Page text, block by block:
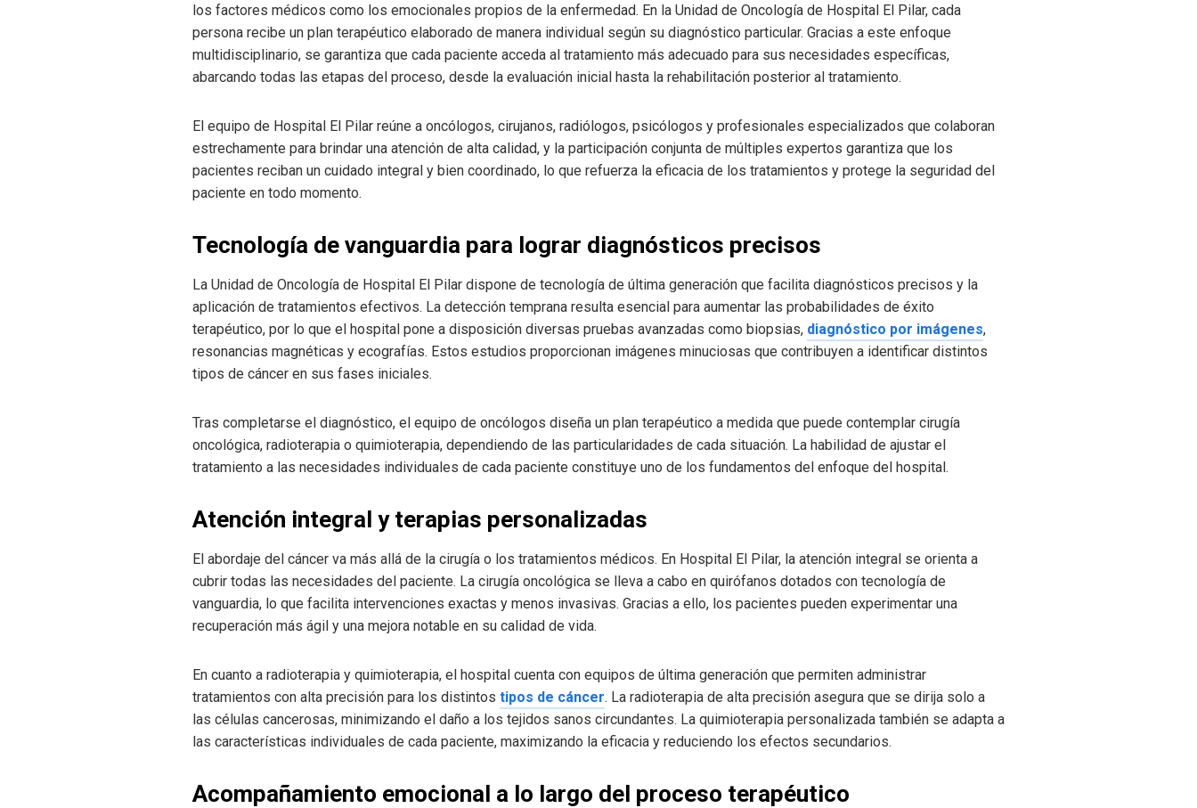
los factores médicos como los emocionales propios de la enfermedad. En la Unidad de Oncología de Hospital El Pilar, cada
persona recibe un plan terapéutico elaborado de manera individual según su diagnóstico particular. Gracias a este enfoque
multidisciplinario, se garantiza que cada paciente acceda al tratamiento más adecuado para sus necesidades específicas,
abarcando todas las etapas del proceso, desde la evaluación inicial hasta la rehabilitación posterior al tratamiento.
El equipo de Hospital El Pilar reúne a oncólogos, cirujanos, radiólogos, psicólogos y profesionales especializados que colaboran
estrechamente para brindar una atención de alta calidad, y la participación conjunta de múltiples expertos garantiza que los
pacientes reciban un cuidado integral y bien coordinado, lo que refuerza la eficacia de los tratamientos y protege la seguridad del
paciente en todo momento.
Tecnología de vanguardia para lograr diagnósticos precisos
La Unidad de Oncología de Hospital El Pilar dispone de tecnología de última generación que facilita diagnósticos precisos y la
aplicación de tratamientos efectivos. La detección temprana resulta esencial para aumentar las probabilidades de éxito
terapéutico, por lo que el hospital pone a disposición diversas pruebas avanzadas como biopsias, diagnóstico por imágenes,
resonancias magnéticas y ecografías. Estos estudios proporcionan imágenes minuciosas que contribuyen a identificar distintos
tipos de cáncer en sus fases iniciales.
Tras completarse el diagnóstico, el equipo de oncólogos diseña un plan terapéutico a medida que puede contemplar cirugía
oncológica, radioterapia o quimioterapia, dependiendo de las particularidades de cada situación. La habilidad de ajustar el
tratamiento a las necesidades individuales de cada paciente constituye uno de los fundamentos del enfoque del hospital.
Atención integral y terapias personalizadas
El abordaje del cáncer va más allá de la cirugía o los tratamientos médicos. En Hospital El Pilar, la atención integral se orienta a
cubrir todas las necesidades del paciente. La cirugía oncológica se lleva a cabo en quirófanos dotados con tecnología de
vanguardia, lo que facilita intervenciones exactas y menos invasivas. Gracias a ello, los pacientes pueden experimentar una
recuperación más ágil y una mejora notable en su calidad de vida.
En cuanto a radioterapia y quimioterapia, el hospital cuenta con equipos de última generación que permiten administrar
tratamientos con alta precisión para los distintos tipos de cáncer. La radioterapia de alta precisión asegura que se dirija solo a
las células cancerosas, minimizando el daño a los tejidos sanos circundantes. La quimioterapia personalizada también se adapta a
las características individuales de cada paciente, maximizando la eficacia y reduciendo los efectos secundarios.
Acompañamiento emocional a lo largo del proceso terapéutico